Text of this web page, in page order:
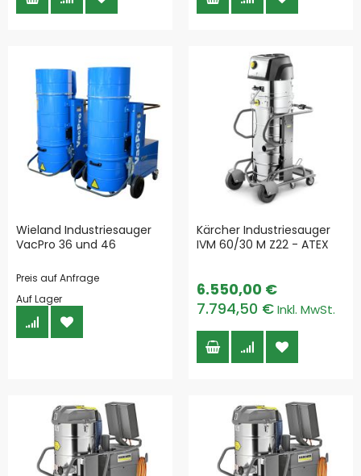
Wieland Industriesauger
VacPro 36 und 46
Preis auf Anfrage
Auf Lager
Kärcher Industriesauger
IVM 60/30 M Z22 - ATEX
7.794,50 €
6.550,00 €